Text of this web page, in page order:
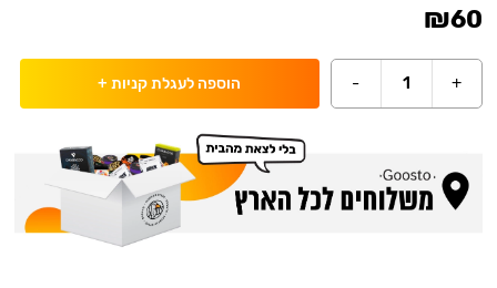
₪60
+
1
- הוספה לעגלת קניות +